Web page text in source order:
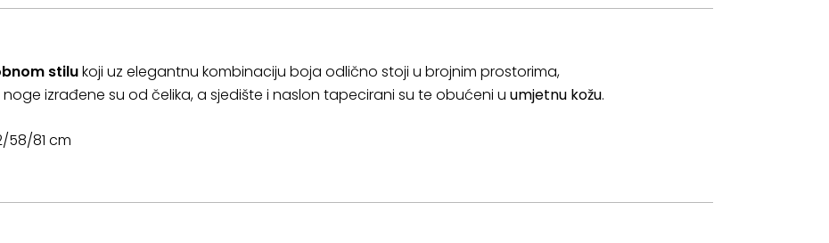
stilukoji uz elegantnu kombinaciju boja odlično stoji u brojnim prostorima,
izrađene su od čelika, a sjedište i naslon tapecirani su te obućeni u umjetnu kožu.
58/81 cm